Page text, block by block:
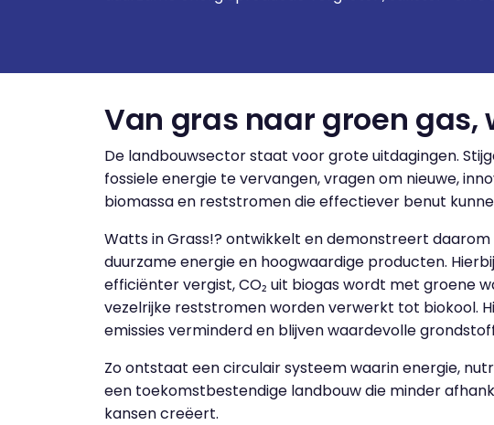
Van gras naar groen gas,
De landbouwsector staat voor grote uitdagingen.
fossiele energie te vervangen, vragen om nieuwe,
biomassa en reststromen die effectiever benut
Watts in Grass!? ontwikkelt en demonstreert
duurzame energie en hoogwaardige producten.
efficiënter vergist, CO₂ uit biogas wordt met groene
vezelrijke reststromen worden verwerkt tot biokool.
emissies verminderd en blijven waardevolle
Zo ontstaat een circulair systeem waarin energie,
een toekomstbestendige landbouw die minder
kansen creëert.